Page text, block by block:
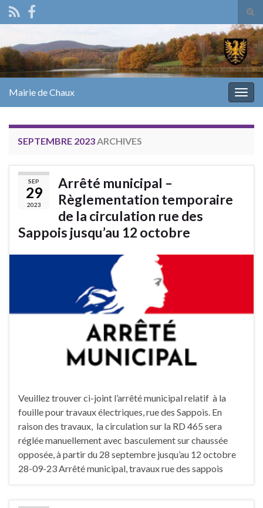
Mairie de Chaux
SEPTEMBRE 2023 ARCHIVES
SEP
29
2023
Arrêté municipal –
Règlementation temporaire
de la circulation rue des
Sappois jusqu’au 12 octobre
Veuillez trouver ci-joint l’arrêté municipal relatif à la
fouille pour travaux électriques, rue des Sappois. En
raison des travaux, la circulation sur la RD 465 sera
réglée manuellement avec basculement sur chaussée
opposée, à partir du 28 septembre jusqu’au 12 octobre
28-09-23 Arrêté municipal, travaux rue des sappois